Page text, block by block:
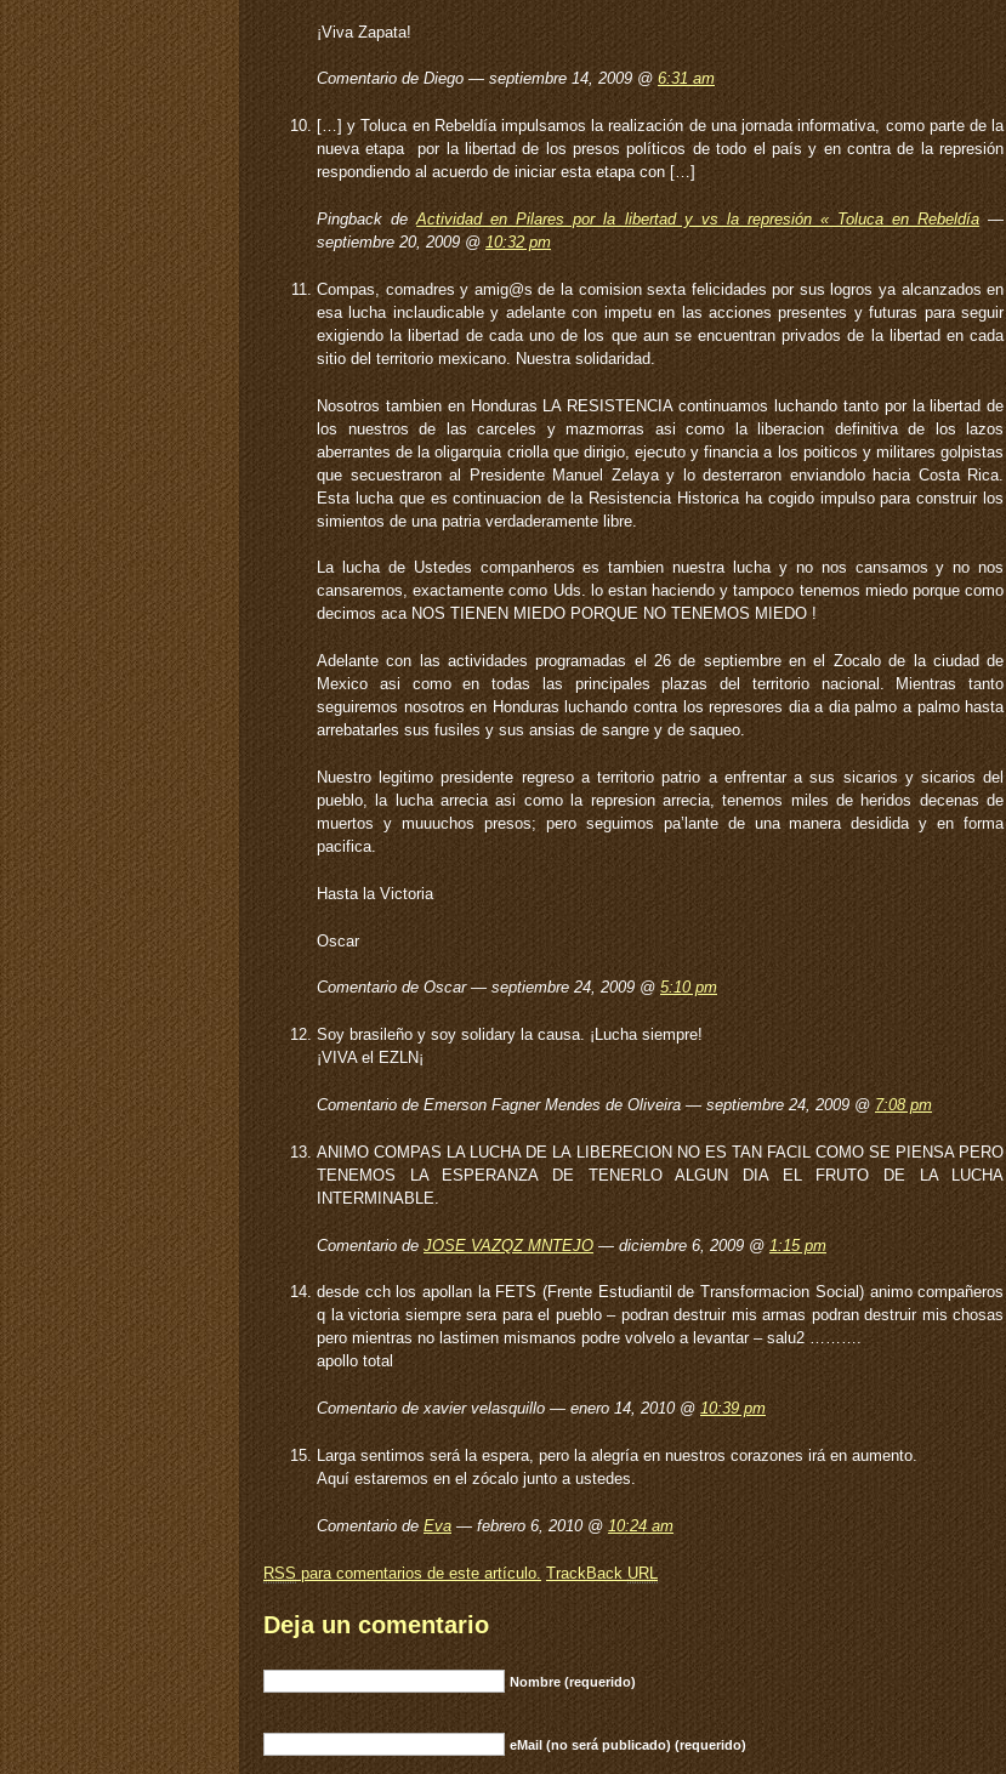
¡Viva Zapata!
Comentario de Diego — septiembre 14, 2009 @ 6:31 am
[…] y Toluca en Rebeldía impulsamos la realización de una jornada informativa, como parte de la
nueva etapa por la libertad de los presos políticos de todo el país y en contra de la represión
respondiendo al acuerdo de iniciar esta etapa con […]
Pingback deActividad en Pilares por la libertad y vs la represión « Toluca en Rebeldía —
septiembre 20, 2009 @ 10:32 pm
Compas, comadres y amig@s de la comision sexta felicidades por sus logros ya alcanzados en
esa lucha inclaudicable y adelante con impetu en las acciones presentes y futuras para seguir
exigiendo la libertad de cada uno de los que aun se encuentran privados de la libertad en cada
sitio del territorio mexicano. Nuestra solidaridad.
Nosotros tambien en Honduras LA RESISTENCIA continuamos luchando tanto por la libertad de
los nuestros de las carceles y mazmorras asi como la liberacion definitiva de los lazos
aberrantes de la oligarquia criolla que dirigio, ejecuto y financia a los poiticos y militares golpistas
que secuestraron al Presidente Manuel Zelaya y lo desterraron enviandolo hacia Costa Rica.
Esta lucha que es continuacion de la Resistencia Historica ha cogido impulso para construir los
simientos de una patria verdaderamente libre.
La lucha de Ustedes companheros es tambien nuestra lucha y no nos cansamos y no nos
cansaremos, exactamente como Uds. lo estan haciendo y tampoco tenemos miedo porque como
decimos aca NOS TIENEN MIEDO PORQUE NO TENEMOS MIEDO !
Adelante con las actividades programadas el 26 de septiembre en el Zocalo de la ciudad de
Mexico asi como en todas las principales plazas del territorio nacional. Mientras tanto
seguiremos nosotros en Honduras luchando contra los represores dia a dia palmo a palmo hasta
arrebatarles sus fusiles y sus ansias de sangre y de saqueo.
Nuestro legitimo presidente regreso a territorio patrio a enfrentar a sus sicarios y sicarios del
pueblo, la lucha arrecia asi como la represion arrecia, tenemos miles de heridos decenas de
muertos y muuuchos presos; pero seguimos pa’lante de una manera desidida y en forma
pacifica.
Hasta la Victoria
Oscar
Comentario de Oscar — septiembre 24, 2009 @ 5:10 pm
Soy brasileño y soy solidary la causa. ¡Lucha siempre!
¡VIVA el EZLN¡
Comentario de Emerson Fagner Mendes de Oliveira — septiembre 24, 2009 @ 7:08 pm
ANIMO COMPAS LA LUCHA DE LA LIBERECION NO ES TAN FACIL COMO SE PIENSA PERO
TENEMOS LA ESPERANZA DE TENERLO ALGUN DIA EL FRUTO DE LA LUCHA
INTERMINABLE.
Comentario de JOSE VAZQZ MNTEJO — diciembre 6, 2009 @ 1:15 pm
desde cch los apollan la FETS (Frente Estudiantil de Transformacion Social) animo compañeros
q la victoria siempre sera para el pueblo – podran destruir mis armas podran destruir mis chosas
pero mientras no lastimen mismanos podre volvelo a levantar – salu2 ……….
apollo total
Comentario de xavier velasquillo — enero 14, 2010 @ 10:39 pm
Larga sentimos será la espera, pero la alegría en nuestros corazones irá en aumento.
Aquí estaremos en el zócalo junto a ustedes.
Comentario de Eva — febrero 6, 2010 @ 10:24 am
RSS para comentarios de este artículo. TrackBack URL
Deja un comentario
Nombre (requerido)
eMail (no será publicado) (requerido)